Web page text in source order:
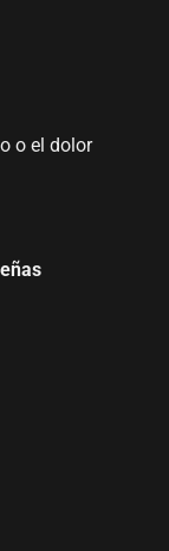
o el dolor